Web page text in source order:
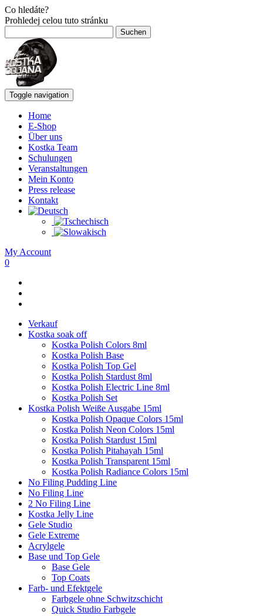
Co hledáte?
Prohledej celou tuto stránku
nach:
Toggle navigation
Home
E-Shop
Über uns
Kostka Team
Schulungen
Veranstaltungen
Mein Konto
Press release
Kontakt
My Account
0
Verkauf
Kostka soak off
Kostka Polish Colors 8ml
Kostka Polish Base
Kostka Polish Top Gel
Kostka Polish Stardust 8ml
Kostka Polish Electric Line 8ml
Kostka Polish Set
Kostka Polish Weiße Ausgabe 15ml
Kostka Polish Opaque Colors 15ml
Kostka Polish Neon Colors 15ml
Kostka Polish Stardust 15ml
Kostka Polish Pitahayah 15ml
Kostka Polish Transparent 15ml
Kostka Polish Radiance Colors 15ml
No Filing Pudding Line
No Filing Line
2 No Filing Line
Kostka Jelly Line
Gele Studio
Gele Extreme
Acrylgele
Base und Top Gele
Base Gele
Top Coats
Farb- und Efektgele
Farbgele ohne Schwitzschicht
Quick Studio Farbgele